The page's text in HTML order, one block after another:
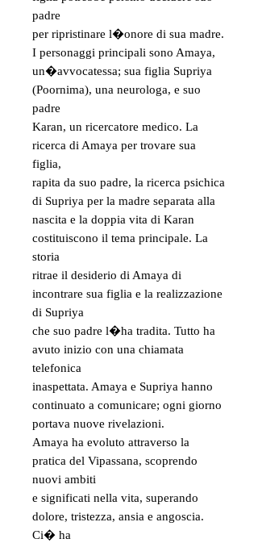
padre
per ripristinare l�onore di sua madre.
I personaggi principali sono Amaya,
un�avvocatessa; sua figlia Supriya
(Poornima), una neurologa, e suo
padre
Karan, un ricercatore medico. La
ricerca di Amaya per trovare sua
figlia,
rapita da suo padre, la ricerca psichica
di Supriya per la madre separata alla
nascita e la doppia vita di Karan
costituiscono il tema principale. La
storia
ritrae il desiderio di Amaya di
incontrare sua figlia e la realizzazione
di Supriya
che suo padre l�ha tradita. Tutto ha
avuto inizio con una chiamata
telefonica
inaspettata. Amaya e Supriya hanno
continuato a comunicare; ogni giorno
portava nuove rivelazioni.
Amaya ha evoluto attraverso la
pratica del Vipassana, scoprendo
nuovi ambiti
e significati nella vita, superando
dolore, tristezza, ansia e angoscia.
Ci� ha